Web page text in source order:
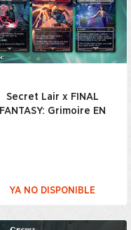
Secret Lair x FINAL
FANTASY: Grimoire EN
YA NO DISPONIBLE